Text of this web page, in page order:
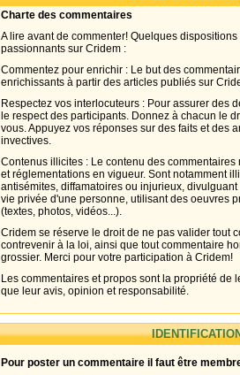
Charte des commentaires
A lire avant de commenter! Quelques
passionnants sur Cridem :
Commentez pour enrichir : Le but des
enrichissants à partir des articles publiés sur
Respectez vos interlocuteurs : Pour assurer des
le respect des participants. Donnez à chacun le
vous. Appuyez vos réponses sur des faits et des
invectives.
Contenus illicites : Le contenu des
et réglementations en vigueur. Sont notamment
antisémites, diffamatoires ou injurieux,
vie privée d'une personne, utilisant des oeuvres
(textes, photos, vidéos...).
Cridem se réserve le droit de ne pas valider tout
contrevenir à la loi, ainsi que tout commentaire
grossier. Merci pour votre participation à Cridem!
Les commentaires et propos sont la propriété de
que leur avis, opinion et responsabilité.
Pour poster un commentaire il faut être